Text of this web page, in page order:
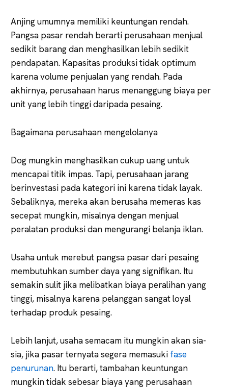
Anjing umumnya memiliki keuntungan rendah.
Pangsa pasar rendah berarti perusahaan menjual
sedikit barang dan menghasilkan lebih sedikit
pendapatan. Kapasitas produksi tidak optimum
karena volume penjualan yang rendah. Pada
akhirnya, perusahaan harus menanggung biaya per
unit yang lebih tinggi daripada pesaing.
Bagaimana perusahaan mengelolanya
Dog mungkin menghasilkan cukup uang untuk
mencapai titik impas. Tapi, perusahaan jarang
berinvestasi pada kategori ini karena tidak layak.
Sebaliknya, mereka akan berusaha memeras kas
secepat mungkin, misalnya dengan menjual
peralatan produksi dan mengurangi belanja iklan.
Usaha untuk merebut pangsa pasar dari pesaing
membutuhkan sumber daya yang signifikan. Itu
semakin sulit jika melibatkan biaya peralihan yang
tinggi, misalnya karena pelanggan sangat loyal
terhadap produk pesaing.
Lebih lanjut, usaha semacam itu mungkin akan sia-
sia, jika pasar ternyata segera memasuki fase
penurunan. Itu berarti, tambahan keuntungan
mungkin tidak sebesar biaya yang perusahaan